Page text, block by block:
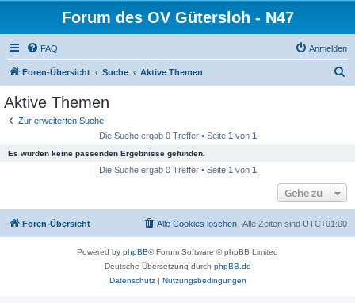
Forum des OV Gütersloh - N47
FAQ Anmelden
Foren-Übersicht Suche Aktive Themen
Aktive Themen
Zur erweiterten Suche
Die Suche ergab 0 Treffer • Seite 1 von 1
Es wurden keine passenden Ergebnisse gefunden.
Die Suche ergab 0 Treffer • Seite 1 von 1
Gehe zu
Foren-Übersicht Alle Zeiten sind UTC+01:00
Alle Cookies löschen
Powered by phpBB® Forum Software © phpBB Limited
Deutsche Übersetzung durch phpBB.de
Datenschutz| Nutzungsbedingungen